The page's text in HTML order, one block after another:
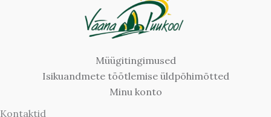
Müügitingimused
Isikuandmete töötlemise üldpõhimõtted
Minu konto
Kontaktid